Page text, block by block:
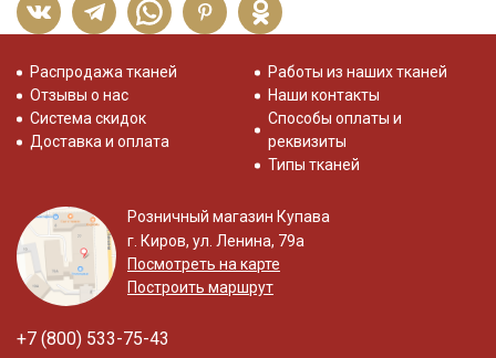
Распродажа тканей
Отзывы о нас
Система скидок
Доставка и оплата
Работы из наших тканей
Наши контакты
Способы оплаты и
реквизиты
Типы тканей
Розничный магазин Купава
г. Киров, ул. Ленина, 79а
Посмотреть на карте
Построить маршрут
+7 (800) 533-75-43